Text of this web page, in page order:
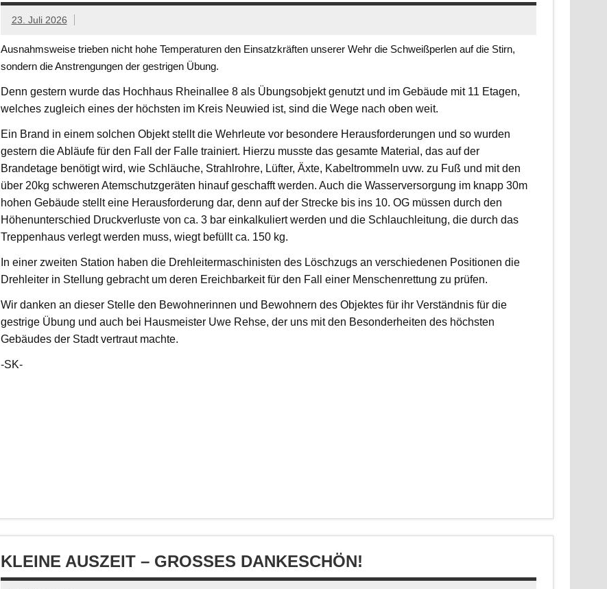
23. Juli 2026
Ausnahmsweise trieben nicht hohe Temperaturen den Einsatzkräften unserer Wehr die Schweißperlen auf die Stirn,
sondern die Anstrengungen der gestrigen Übung.
Denn gestern wurde das Hochhaus Rheinallee 8 als Übungsobjekt genutzt und im Gebäude mit 11 Etagen,
welches zugleich eines der höchsten im Kreis Neuwied ist, sind die Wege nach oben weit.
Ein Brand in einem solchen Objekt stellt die Wehrleute vor besondere Herausforderungen und so wurden
gestern die Abläufe für den Fall der Falle trainiert. Hierzu musste das gesamte Material, das auf der
Brandetage benötigt wird, wie Schläuche, Strahlrohre, Lüfter, Äxte, Kabeltrommeln uvw. zu Fuß und mit den
über 20kg schweren Atemschutzgeräten hinauf geschafft werden. Auch die Wasserversorgung im knapp 30m
hohen Gebäude stellt eine Herausforderung dar, denn auf der Strecke bis ins 10. OG müssen durch den
Höhenunterschied Druckverluste von ca. 3 bar einkalkuliert werden und die Schlauchleitung, die durch das
Treppenhaus verlegt werden muss, wiegt befüllt ca. 150 kg.
In einer zweiten Station haben die Drehleitermaschinisten des Löschzugs an verschiedenen Positionen die
Drehleiter in Stellung gebracht um deren Ereichbarkeit für den Fall einer Menschenrettung zu prüfen.
Wir danken an dieser Stelle den Bewohnerinnen und Bewohnern des Objektes für ihr Verständnis für die
gestrige Übung und auch bei Hausmeister Uwe Rehse, der uns mit den Besonderheiten des höchsten
Gebäudes der Stadt vertraut machte.
-SK-
KLEINE AUSZEIT – GROSSES DANKESCHÖN!